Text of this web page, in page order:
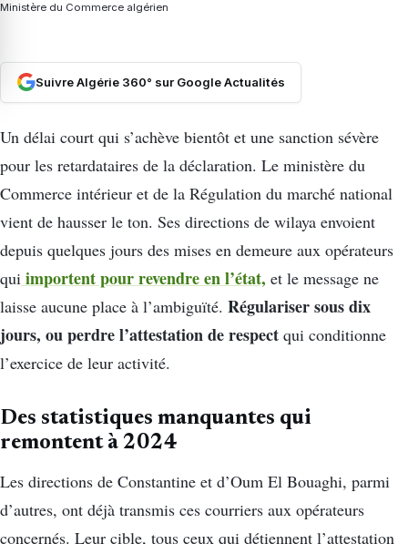
Ministère du Commerce algérien
Suivre Algérie 360° sur Google Actualités
Un délai court qui s’achève bientôt et une sanction sévère
pour les retardataires de la déclaration. Le ministère du
Commerce intérieur et de la Régulation du marché national
vient de hausser le ton. Ses directions de wilaya envoient
depuis quelques jours des mises en demeure aux opérateurs
qui importent pour revendre en l’état, et le message ne
laisse aucune place à l’ambiguïté. Régulariser sous dix
jours, ou perdre l’attestation de respect qui conditionne
l’exercice de leur activité.
Des statistiques manquantes qui
remontent à 2024
Les directions de Constantine et d’Oum El Bouaghi, parmi
d’autres, ont déjà transmis ces courriers aux opérateurs
concernés. Leur cible, tous ceux qui détiennent l’attestation